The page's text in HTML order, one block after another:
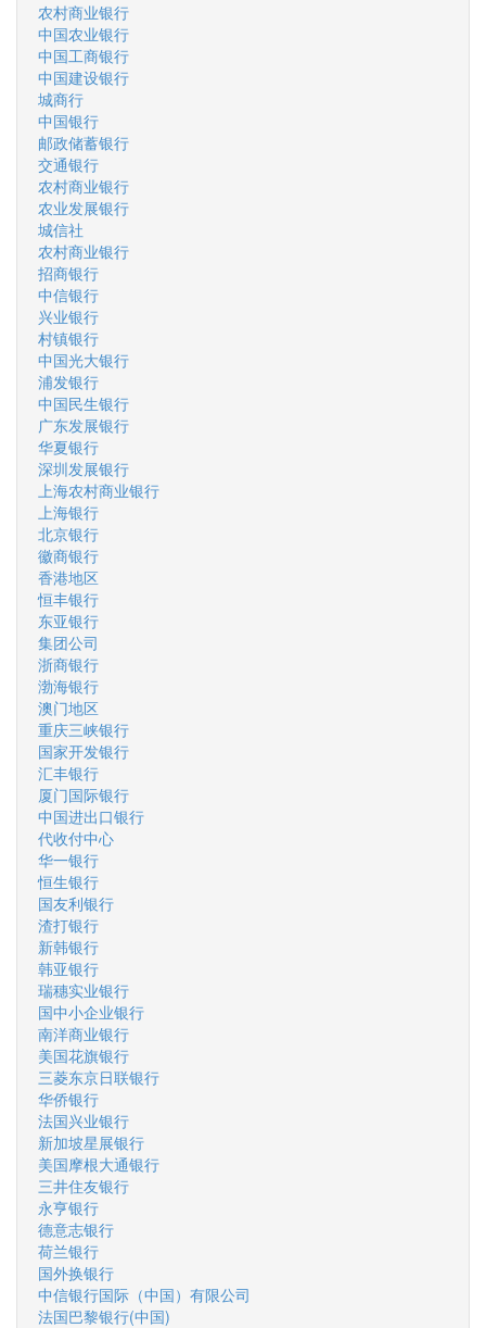
农村商业银行
中国农业银行
中国工商银行
中国建设银行
城商行
中国银行
邮政储蓄银行
交通银行
农村商业银行
农业发展银行
城信社
农村商业银行
招商银行
中信银行
兴业银行
村镇银行
中国光大银行
浦发银行
中国民生银行
广东发展银行
华夏银行
深圳发展银行
上海农村商业银行
上海银行
北京银行
徽商银行
香港地区
恒丰银行
东亚银行
集团公司
浙商银行
渤海银行
澳门地区
重庆三峡银行
国家开发银行
汇丰银行
厦门国际银行
中国进出口银行
代收付中心
华一银行
恒生银行
国友利银行
渣打银行
新韩银行
韩亚银行
瑞穗实业银行
国中小企业银行
南洋商业银行
美国花旗银行
三菱东京日联银行
华侨银行
法国兴业银行
新加坡星展银行
美国摩根大通银行
三井住友银行
永亨银行
德意志银行
荷兰银行
国外换银行
中信银行国际（中国）有限公司
法国巴黎银行(中国)